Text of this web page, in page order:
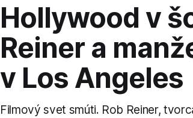
Hollywood v
Reiner a
v Los Angeles
Filmový svet smúti. Rob Reiner,